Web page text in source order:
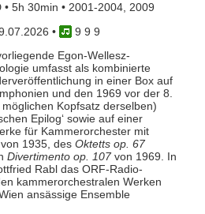
• 5h 30min • 2001-2004, 2009
•
9 9 9
Egon-Wellesz-
umfasst als kombinierte
in einer Box auf
und den 1969 vor der 8.
Kopfsatz derselben)
Epilog‘ sowie auf einer
für Kammerorchester mit
1935, des Oktetts op. 67
Divertimento op. 107von 1969. In
Rabl das ORF-Radio-
kammerorchestralen Werken
ansässige Ensemble